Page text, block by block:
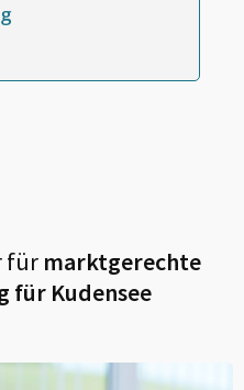
fürmarktgerechte
für Kudensee